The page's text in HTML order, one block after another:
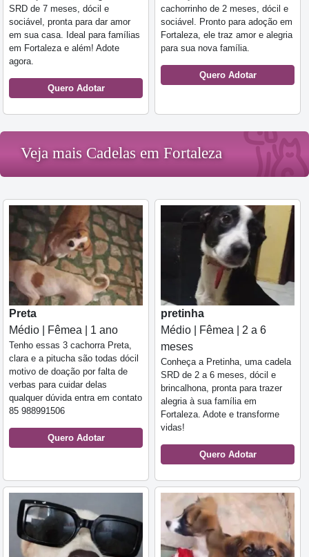
SRD de 7 meses, dócil e
sociável, pronta para dar amor
em sua casa. Ideal para famílias
em Fortaleza e além! Adote
agora.
Quero Adotar
cachorrinho de 2 meses, dócil e
sociável. Pronto para adoção em
Fortaleza, ele traz amor e alegria
para sua nova família.
Quero Adotar
Veja mais Cadelas em Fortaleza
Preta
Médio | Fêmea | 1 ano
Tenho essas 3 cachorra Preta,
clara e a pitucha são todas dócil
motivo de doação por falta de
verbas para cuidar delas
qualquer dúvida entra em contato
85 988991506
Quero Adotar
pretinha
Médio | Fêmea | 2 a 6
meses
Conheça a Pretinha, uma cadela
SRD de 2 a 6 meses, dócil e
brincalhona, pronta para trazer
alegria à sua família em
Fortaleza. Adote e transforme
vidas!
Quero Adotar